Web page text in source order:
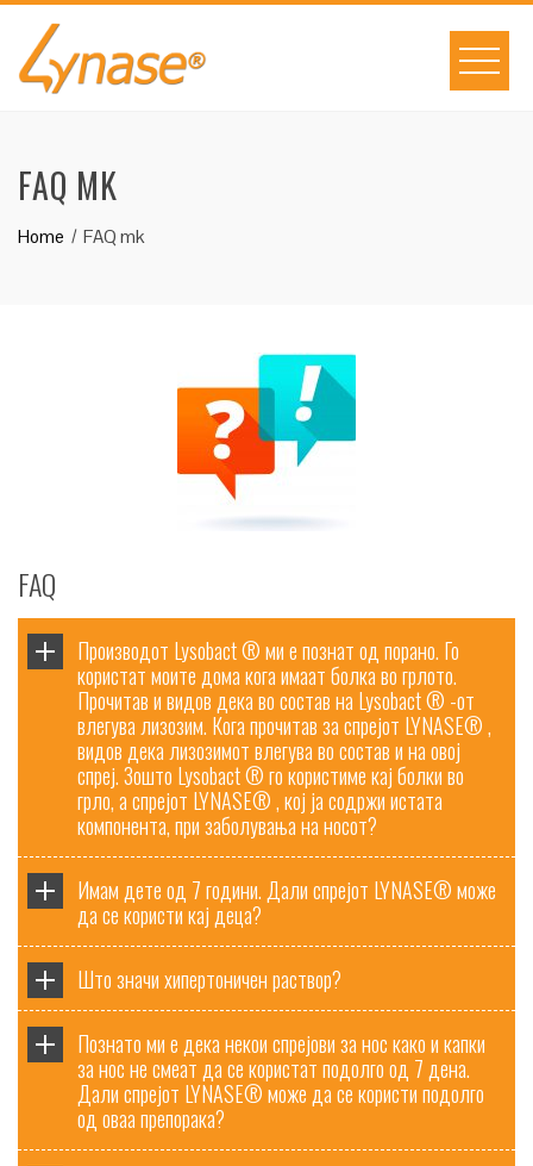
content
FAQ MK
Home FAQ mk
FAQ
Производот Lysobact ® ми е познат од порано. Го
користат моите дома кога имаат болка во грлото.
Прочитав и видов дека во состав на Lysobact ® -от
влегува лизозим. Кога прочитав за спрејот LYNASE® ,
видов дека лизозимот влегува во состав и на овој
спреј. Зошто Lysobact ® го користиме кај болки во
грло, а спрејот LYNASE® , кој ја содржи истата
компонента, при заболувања на носот?
Имам дете од 7 години. Дали спрејот LYNASE® може
да се користи кај деца?
Што значи хипертоничен раствор?
Познато ми е дека некои спрејови за нос како и капки
за нос не смеат да се користат подолго од 7 дена.
Дали спрејот LYNASE® може да се користи подолго
од оваа препорака?